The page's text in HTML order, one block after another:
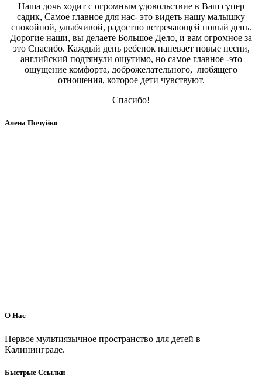
Наша дочь ходит с огромным удовольствие в Ваш супер
садик, Самое главное для нас- это видеть нашу малышку
спокойной, улыбчивой, радостно встречающей новый день.
Дорогие наши, вы делаете Большое Дело, и вам огромное за
это Спасибо. Каждый день ребенок напевает новые песни,
английский подтянули ощутимо, но самое главное -это
ощущение комфорта, доброжелательного, любящего
отношения, которое дети чувствуют.
Спасибо!
Алена Почуйко
О Нас
Первое мультиязычное пространство для детей в
Калининграде.
Быстрые Ссылки